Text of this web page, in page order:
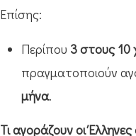
Επίσης:
Περίπου 3 στους 10
πραγματοποιούν
μήνα.
Τι αγοράζουν οι